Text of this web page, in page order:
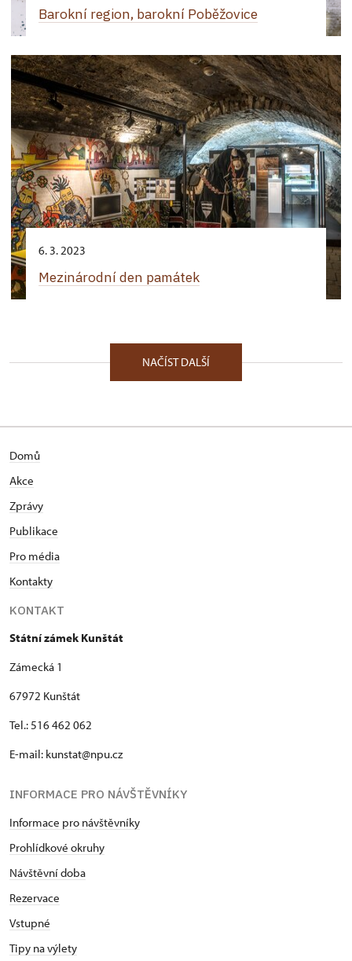
Barokní region, barokní Poběžovice
6. 3. 2023
Mezinárodní den památek
NAČÍST DALŠÍ
Domů
Akce
Zprávy
Publikace
Pro média
Kontakty
KONTAKT
Státní zámek Kunštát
Zámecká 1
67972 Kunštát
Tel.: 516 462 062
E-mail: kunstat@npu.cz
INFORMACE PRO NÁVŠTĚVNÍKY
Informace pro návštěvníky
Prohlídkové okruhy
Návštěvní doba
Rezervace
Vstupné
Tipy na výlety